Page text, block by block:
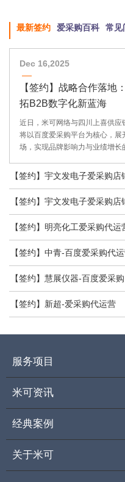
最新签约 爱采购百科 常见
Dec 16,2025
【签约】战略合作落地
拓B2B数字化新蓝海
近日，米可网络与四川上喜供
将以百度爱采购平台为核心，
场，实现品牌影响力与业绩增
数字营销领域的专业实力。
【签约】宇文发电子爱采购
【签约】宇文发电子爱采购
【签约】明亮化工爱采购代
【签约】中青-百度爱采购代
【签约】慧展仪器-百度爱采购
【签约】新超-爱采购代运营
服务项目
米可资讯
经典案例
关于米可